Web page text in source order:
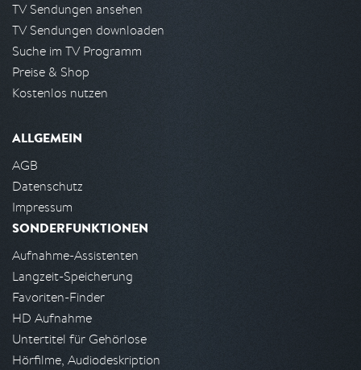
TV Sendungen ansehen
TV Sendungen downloaden
Suche im TV Programm
Preise & Shop
Kostenlos nutzen
ALLGEMEIN
AGB
Datenschutz
Impressum
SONDERFUNKTIONEN
Aufnahme-Assistenten
Langzeit-Speicherung
Favoriten-Finder
HD Aufnahme
Untertitel für Gehörlose
Hörfilme, Audiodeskription